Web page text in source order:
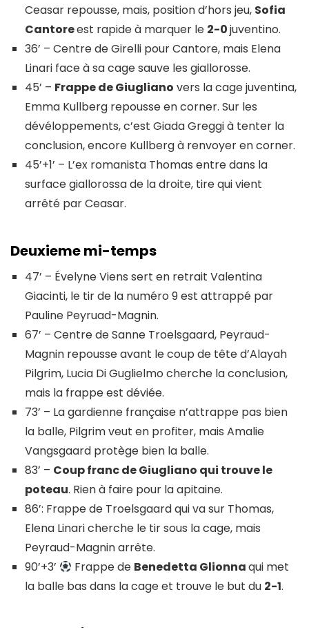
Ceasar repousse, mais, position d’hors jeu, Sofia
Cantoreest rapide à marquer le 2-0juventino.
36’ – Centre de Girelli pour Cantore, mais Elena
Linari face à sa cage sauve les giallorosse.
45’ – Frappe de Giugliano vers la cage juventina,
Emma Kullberg repousse en corner. Sur les
dévéloppements, c’est Giada Greggi à tenter la
conclusion, encore Kullberg à renvoyer en corner.
45’+1’ – L’ex romanista Thomas entre dans la
surface giallorossa de la droite, tire qui vient
arrêté par Ceasar.
Deuxieme mi-temps
47’ – Évelyne Viens sert en retrait Valentina
Giacinti, le tir de la numéro 9 est attrappé par
Pauline Peyruad-Magnin.
67’ – Centre de Sanne Troelsgaard, Peyraud-
Magnin repousse avant le coup de tête d’Alayah
Pilgrim, Lucia Di Guglielmo cherche la conclusion,
mais la frappe est déviée.
73’ – La gardienne française n’attrappe pas bien
la balle, Pilgrim veut en profiter, mais Amalie
Vangsgaard protège bien la balle.
83’ – Coup franc de Giugliano qui trouve le
poteau. Rien à faire pour la apitaine.
86’: Frappe de Troelsgaard qui va sur Thomas,
Elena Linari cherche le tir sous la cage, mais
Peyraud-Magnin arrête.
90’+3’
Frappe de Benedetta Glionnaqui met
la balle bas dans la cage et trouve le but du 2-1.